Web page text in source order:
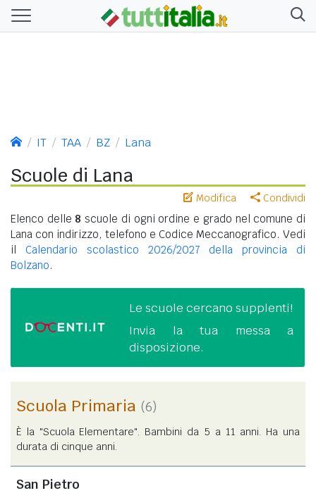
IT TAA BZ Lana
Scuole di Lana
Modifica Condividi
Elenco delle 8 scuole di ogni ordine e grado nel comune di
Lana con indirizzo, telefono e Codice Meccanografico. Vedi
il Calendario scolastico 2026/2027 della provincia di
Bolzano.
Le scuole cercano supplenti!
Invia la tua messa a
disposizione.
Scuola Primaria (6)
È la "Scuola Elementare". Bambini da 5 a 11 anni. Ha una
durata di cinque anni.
San Pietro